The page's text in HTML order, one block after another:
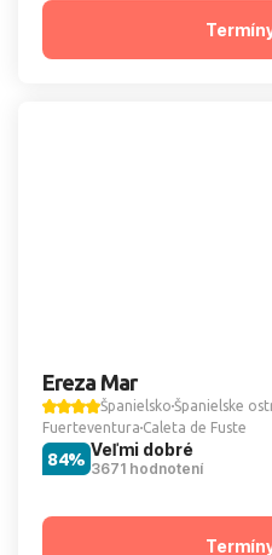
Ereza Mar
Španielsko Španielske
Fuerteventura Caleta de Fuste
Veľmi dobré
3671 hodnotení
84%